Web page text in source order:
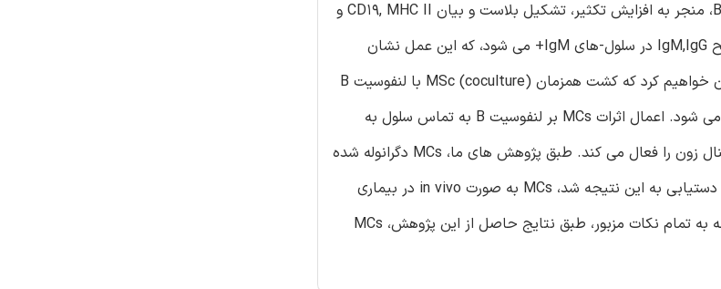
های B بکر و اجرایی را فعال می کند. در واقع ماست سل در اثر فعال سازی سلول B، منجر به افزایش تکثیر، تشکیل بلاست و بیان CD19, MHC II و
CD86 در لنفوسیت های B می گردد. علاوه براین، ماست سل ها سبب تحریک ترشح IgM,IgG در سلول-های IgM+ می شود، که این عمل نشان
دهنده اثر MCs در تعویض کلاس آنتی بادی می باشد. همچنین در این مقاله بیان خواهیم کرد که کشت همزمان (coculture) MSc با لنفوسیت B
سبب افزایش بیان سطحی L-sel بر سطح سلول B (به عنوان رسپتور لانه گزینی) می شود. اعمال اثرات MCs بر لنفوسیت B به تماس سلول به
سلول بستگی دارد، در واقع MCs هم لنفوسیت B فولیکولی و هم لنفوسیت B مارژینال زون را فعال می کند. طبق پژوهش های ما، MCs دگرانوله شده
سبب افزایش فعال سازی لنفوسیت B می شود. یک پژوهش در این زمینه منجر به دستیابی به این نتیجه شد، MCs به صورت in vivo در بیماری
های آرتریت ( که پاتوژنز آن به لنفوسیت B وابسته است) دگرانوله می شود. با توجه به تمام نکات مزبور، طبق نتایج حاصل از این پژوهش، MCs